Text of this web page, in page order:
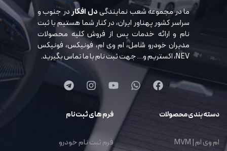
ما در مجموعه شعب نمایندگیدل افکاردر جنوب و
سراسر کشور پهناور ایران، در کنار شما هستیم با ثبت
نام و ارائه خدمات پس از فروش کلیه محصولات
مدیران خودرو شامل، ام وی ام، فونیکس، فونیکس
NEV، اکستریم و… جهت ثبت نام با ما تماس بگیرید.
دسته بندی محصولات
ام وی ام | MVM
فرم های ثبت نام
فرم ثبت نام خودرو